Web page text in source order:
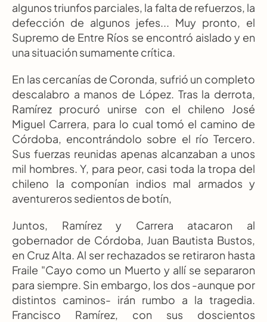
algunos triunfos parciales, la falta de refuerzos, la
defección de algunos jefes... Muy pronto, el
Supremo de Entre Ríos se encontró aislado y en
una situación sumamente crítica.
En las cercanías de Coronda, sufrió un completo
descalabro a manos de López. Tras la derrota,
Ramírez procuró unirse con el chileno José
Miguel Carrera, para lo cual tomó el camino de
Córdoba, encontrándolo sobre el río Tercero.
Sus fuerzas reunidas apenas alcanzaban a unos
mil hombres. Y, para peor, casi toda la tropa del
chileno la componían indios mal armados y
aventureros sedientos de botín,
Juntos, Ramírez y Carrera atacaron al
gobernador de Córdoba, Juan Bautista Bustos,
en Cruz Alta. Al ser rechazados se retiraron hasta
Fraile "Cayo como un Muerto y allí se separaron
para siempre. Sin embargo, los dos -aunque por
distintos caminos- irán rumbo a la tragedia.
Francisco Ramírez, con sus doscientos